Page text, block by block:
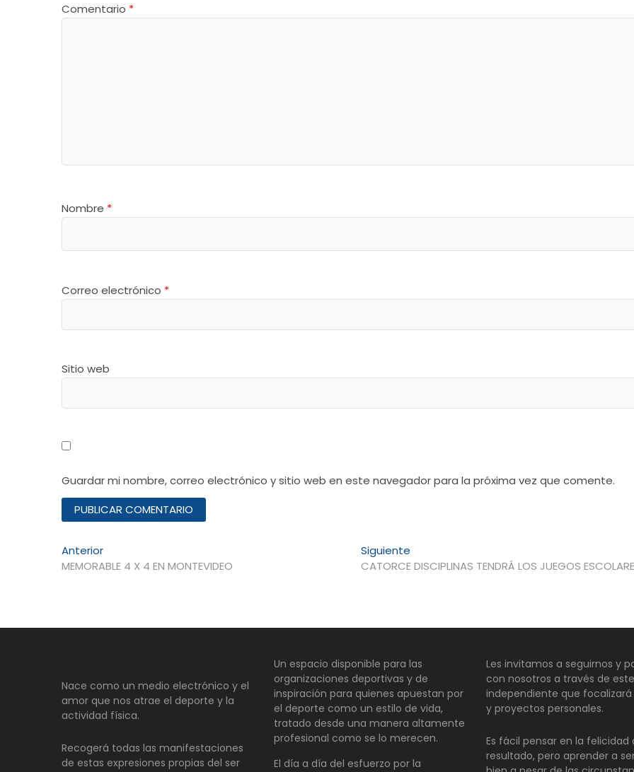
Comentario *
Nombre *
Correo electrónico *
Sitio web
Guardar mi nombre, correo electrónico y sitio web en este navegador para la próxima vez que comente.
Navegación
de
AnteriorEntrada
anterior:
MEMORABLE 4 X 4 EN MONTEVIDEO
Siguiente
siguiente:
CATORCE DISCIPLINAS TENDRÁ LOS JUEGOS
Nace como un medio electrónico y el
amor que nos atrae el deporte y la
actividad física.
Recogerá todas las manifestaciones
de estas expresiones propias del ser
Un espacio disponible para las
organizaciones deportivas y de
inspiración para quienes apuestan por
el deporte como un estilo de vida,
tratado desde una manera altamente
profesional como se lo merecen.
El día a día del esfuerzo por la
Les invitamos a seguirnos y
con nosotros a través de
independiente que
y proyectos personales.
Es fácil pensar en la
resultado, pero aprender a